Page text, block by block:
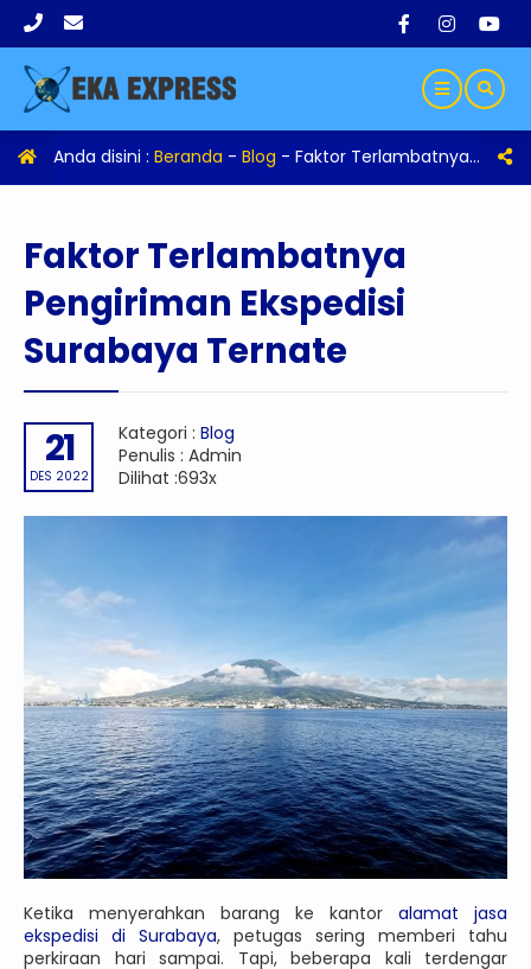
Anda disini : Beranda - Blog - Faktor Terlambatnya Pengiriman Ekspedisi Surabaya Ternate
Faktor Terlambatnya
Pengiriman Ekspedisi
Surabaya Ternate
21
DES 2022
Kategori : Blog
Penulis : Admin
Dilihat :693x
Ketika menyerahkan barang ke kantor alamat jasa
ekspedisi di Surabaya, petugas sering memberi tahu
perkiraan hari sampai. Tapi, beberapa kali terdengar